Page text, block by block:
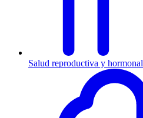
Salud reproductiva y hormonal